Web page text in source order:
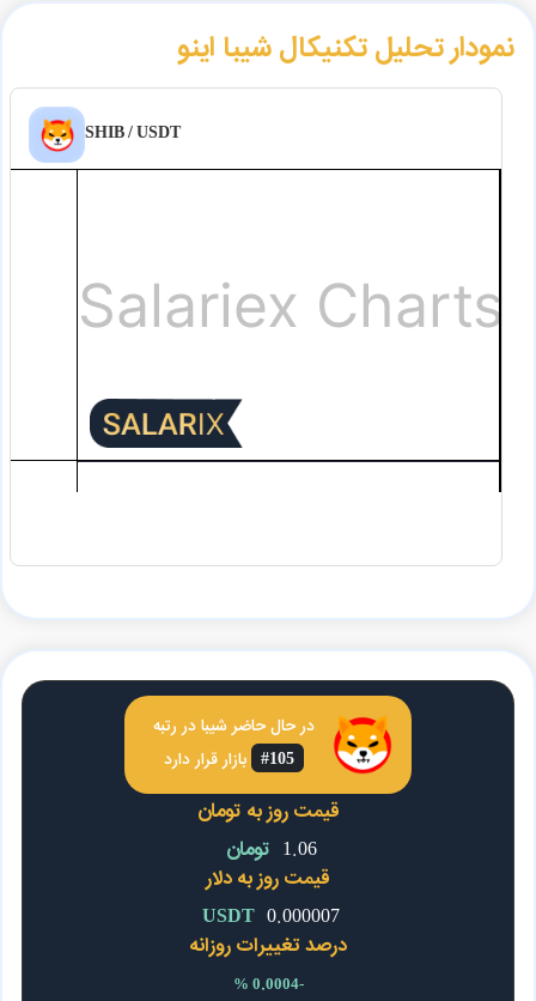
نمودار تحلیل تکنیکال شیبا اینو
SHIB / USDT
در حال حاضرشیبادر رتبه
#105 بازار قرار دارد
قیمت روز به تومان
1.06 تومان
قیمت روز به دلار
0.000007
USDT
درصد تغییرات روزانه
-0.0004 %